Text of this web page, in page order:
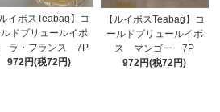
ルイボスTeabag】コ
ドブリュールイボ
ラ・フランス 7P
972円(税72円)
【ルイボスTeabag】コ
ールドブリュールイボ
ス マンゴー 7P
972円(税72円)